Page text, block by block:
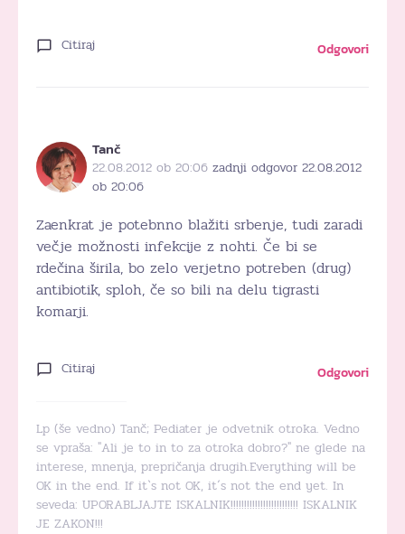
Citiraj Odgovori
Tanč
22.08.2012 ob 20:06 zadnji odgovor 22.08.2012
ob 20:06
Zaenkrat je potebnno blažiti srbenje, tudi zaradi
večje možnosti infekcije z nohti. Če bi se
rdečina širila, bo zelo verjetno potreben (drug)
antibiotik, sploh, če so bili na delu tigrasti
komarji.
Citiraj Odgovori
Lp (še vedno) Tanč; Pediater je odvetnik otroka. Vedno
se vpraša: "Ali je to in to za otroka dobro?" ne glede na
interese, mnenja, prepričanja drugih.Everything will be
OK in the end. If it`s not OK, it´s not the end yet. In
seveda: UPORABLJAJTE ISKALNIK!!!!!!!!!!!!!!!!!!!!!!!!! ISKALNIK
JE ZAKON!!!